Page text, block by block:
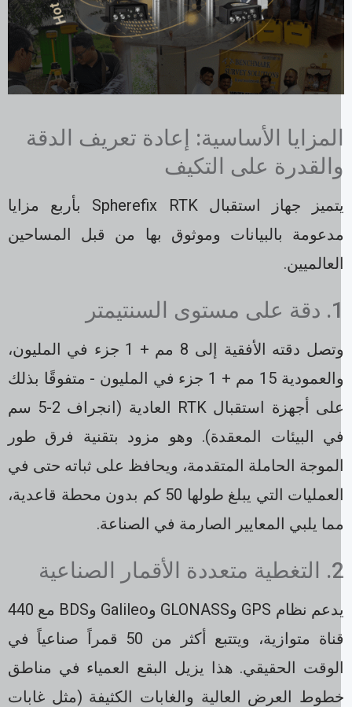
الأساسية: إعادة تعريف الدقة
على التكيف
يتميز جهاز استقبال Spherefix RTK بأربع مزايا
بالبيانات وموثوق بها من قبل المساحين
وتصل دقته الأفقية إلى 8 مم + 1 جزء في المليون،
والعمودية 15 مم + 1 جزء في المليون - متفوقًا بذلك
على أجهزة استقبال RTK العادية (انجراف 2-5 سم
البيئات المعقدة). وهو مزود بتقنية فرق طور
الحاملة المتقدمة، ويحافظ على ثباته حتى في
العمليات التي يبلغ طولها 50 كم بدون محطة قاعدية،
يلبي المعايير الصارمة في الصناعة.
يدعم نظام GPS وGLONASS وGalileo وBDS مع 440
قناة متوازية، ويتتبع أكثر من 50 قمراً صناعياً في
الحقيقي. هذا يزيل البقع العمياء في مناطق
العرض العالية والغابات الكثيفة (مثل غابات